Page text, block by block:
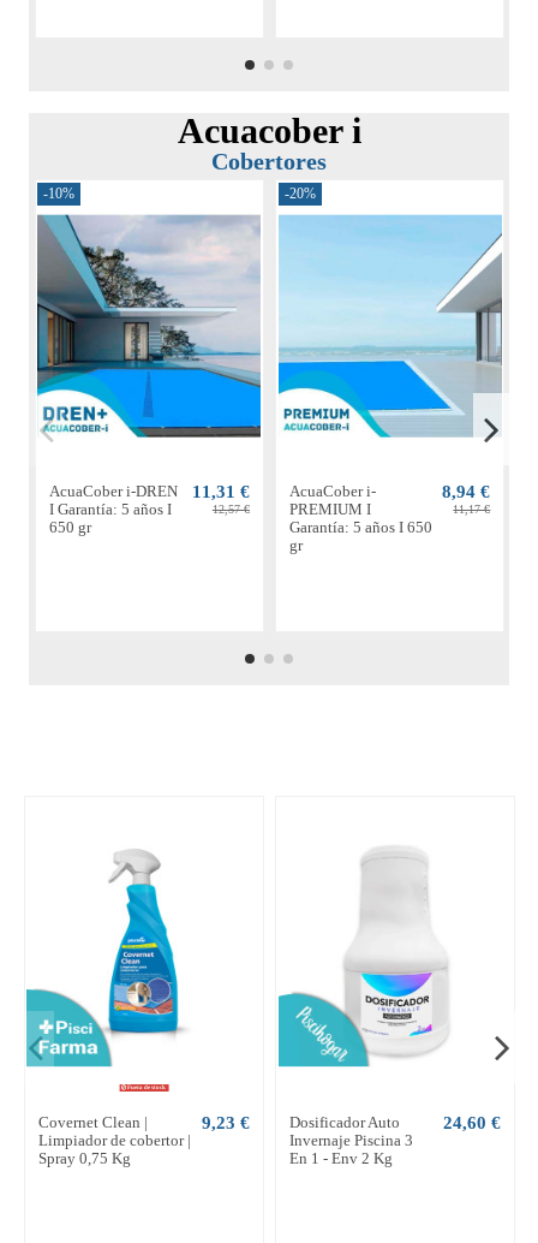
Acuacober i
Cobertores
-10%
AcuaCober i-DREN
I Garantía: 5 años I
650 gr
11,31 €
12,57 €
-20%
AcuaCober i-
PREMIUM I
Garantía: 5 años I 650
gr
8,94 €
11,17 €
Fuera de stock
Covernet Clean |
Limpiador de cobertor |
Spray 0,75 Kg
9,23 €
Dosificador Auto
Invernaje Piscina 3
En 1 - Env 2 Kg
24,60 €